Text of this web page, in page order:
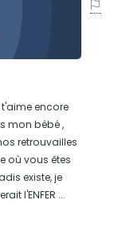
t'aime encore
mon bébé ,
retrouvailles
où vous êtes
existe, je
l'ENFER ...